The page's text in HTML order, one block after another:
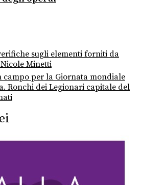
sugli elementi forniti da
Minetti
campo per la Giornata mondiale
Ronchi dei Legionari capitale del